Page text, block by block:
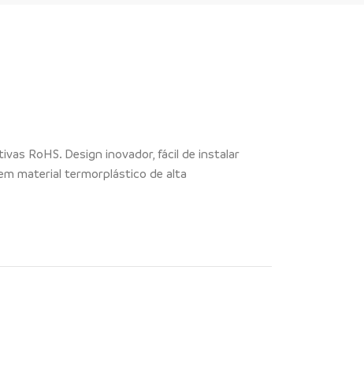
RoHS. Design inovador, fácil de instalar
material termorplástico de alta